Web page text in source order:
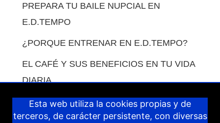
PREPARA TU BAILE NUPCIAL EN
E.D.TEMPO
¿PORQUE ENTRENAR EN E.D.TEMPO?
EL CAFÉ Y SUS BENEFICIOS EN TU VIDA
DIARIA.
COMO COMPENSAR LAS COMIDAS EN
VACACIONES.
Esta web utiliza la cookies propias y de
terceros, de carácter persistente, con diversas